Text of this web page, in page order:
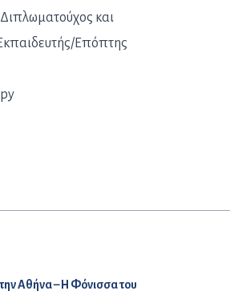
και
Επόπτης
άρθρο:
Αθήνα – Η Φόνισσα του